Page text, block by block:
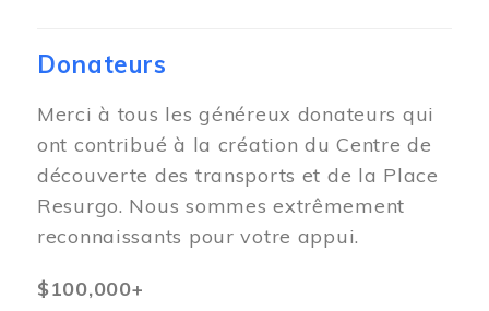
Donateurs
Merci à tous les généreux donateurs qui
ont contribué à la création du Centre de
découverte des transports et de la Place
Resurgo. Nous sommes extrêmement
reconnaissants pour votre appui.
$100,000+